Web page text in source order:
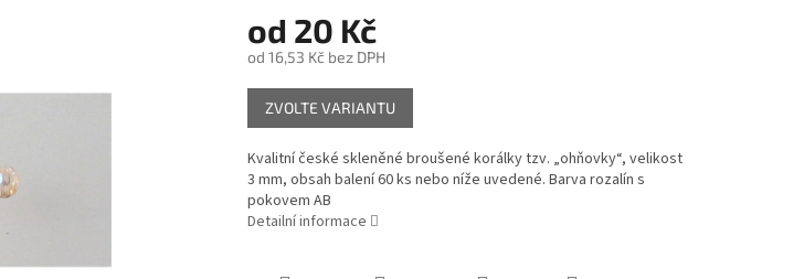
od 20 Kč
od 16,53 Kčbez DPH
Měrná
cena:
ZVOLTE VARIANTU
Kvalitní české skleněné broušené korálky tzv. „ohňovky“, velikost
3 mm, obsah balení 60 ks nebo níže uvedené. Barva rozalín s
pokovem AB
Detailní informace